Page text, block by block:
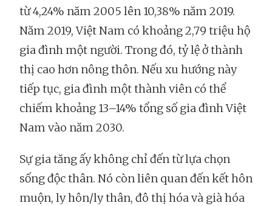
từ 4,24% năm 2005 lên 10,38% năm 2019.
Năm 2019, Việt Nam có khoảng 2,79 triệu hộ
gia đình một người. Trong đó, tỷ lệ ở thành
thị cao hơn nông thôn. Nếu xu hướng này
tiếp tục, gia đình một thành viên có thể
chiếm khoảng 13–14% tổng số gia đình Việt
Nam vào năm 2030.
Sự gia tăng ấy không chỉ đến từ lựa chọn
sống độc thân. Nó còn liên quan đến kết hôn
muộn, ly hôn/ly thân, đô thị hóa và già hóa